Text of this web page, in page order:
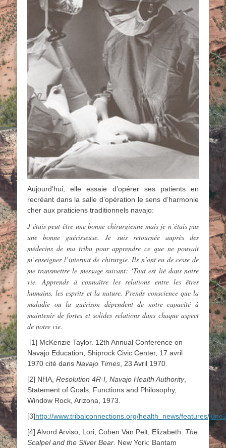
Aujourd’hui, elle essaie d’opérer ses patients en
recréant dans la salle d’opération le sens d’harmonie
cher aux praticiens traditionnels navajo:
J’étais peut-être une bonne chirurgienne mais je n’étais pas
une bonne guérisseuse. Je suis retournée auprès des
médecins de ma tribu pour apprendre ce que ne pouvait
m’enseigner l’internat de chirurgie. Ils n’ont eu de cesse de
me transmettre le message suivant: ‘Tout est lié dans notre
vie. Apprends à connaître les relations entre les êtres
humains, les esprits et la nature. Prends conscience que la
maladie ou la guérison dépendent de notre capacité à
maintenir de fortes et solides relations dans chaque aspect
de notre vie.
[1] McKenzie Taylor. 12th Annual Conference on
Navajo Education, Shiprock Civic Center, 17 avril
1970 cité dans Navajo Times , 23 Avril 1970.
[2] NHA, Resolution 4R-I, Navajo Health Authority,
Statement of Goals, Functions and Philosophy,
Window Rock, Arizona, 1973.
[3]http://www.tribalconnections.org/health_news/features/
[4] Alvord Arviso, Lori, Cohen Van Pelt, Elizabeth. The
Scalpel and the Silver Bear . New York: Bantam